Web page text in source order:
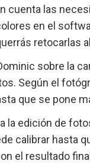
cuenta las
en el
retocarlas
sobre la
Según el
que se pone
la edición de
calibrar hasta
el resultado